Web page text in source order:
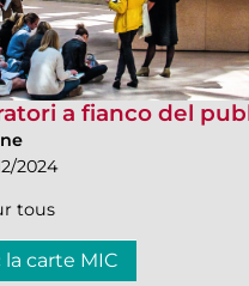
a fianco del
2024
tous
carte MIC